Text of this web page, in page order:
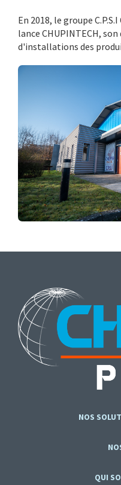
En 2018, le groupe
lance CHUPINTECH,
d'installations des
NOS
QUI